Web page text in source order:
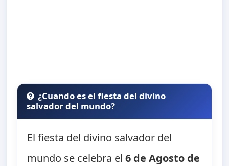
¿Cuando es el fiesta del divino
salvador del mundo?
El fiesta del divino salvador del
mundo se celebra el6 de Agosto de